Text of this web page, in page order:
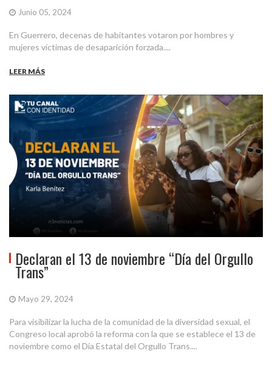
Junio 05, 2024
En Guerrero, decenas de habitantes votaron por hombres y
mujeres víctimas de desaparición forzada....
LEER MÁS
Declaran el 13 de noviembre “Día del Orgullo
Trans”
Mayo 29, 2024
Para visibilizar la lucha de la comunidad de la diversidad sexual, el
Congreso local aprobó la reforma con la que se establece el 13 de
noviembre como el Día Estatal del Orgullo Trans....